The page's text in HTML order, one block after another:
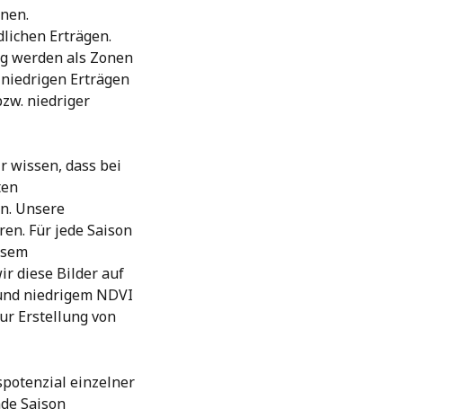
Erträgen.
werden als Zonen
Erträgen
niedriger
wissen, dass bei
Unsere
Für jede Saison
diese Bilder auf
niedrigem NDVI
Erstellung von
einzelner
Saison